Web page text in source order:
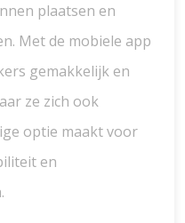
plaatsen en
Met de mobiele app
gemakkelijk en
ze zich ook
optie maakt voor
en